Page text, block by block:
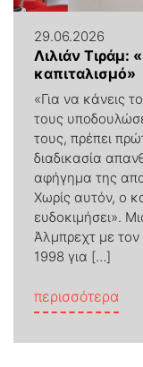
29.06.2026
Λιλιάν Τιράμ:
καπιταλισμό»
«Για να κάνεις
τους
τους, πρέπει
διαδικασία
αφήγημα της
Χωρίς αυτόν, ο
ευδοκιμήσει».
Άλμπρεχτ με
1998 για […]
περισσότερα